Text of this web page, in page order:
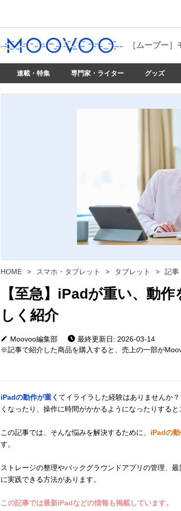
［ムーブー］
連載・特集 専門家・ライター グッズ
HOME > スマホ・タブレット > タブレット > 記事
【至急】iPadが重い、動
しく紹介
Moovoo編集部
最終更新日: 2026-03-14
※記事で紹介した商品を購入すると、売上の一部が
iPadの動作が重く てイライラした経験はありませんか
くなったり、操作に時間がかかるようになったりすると
この記事では、そんな悩みを解決するために、 iPadの
す。
ストレージの整理やバックグラウンドアプリの管理、
に実践できる方法があります。
この記事では最新iPadなどの情報も掲載しています。